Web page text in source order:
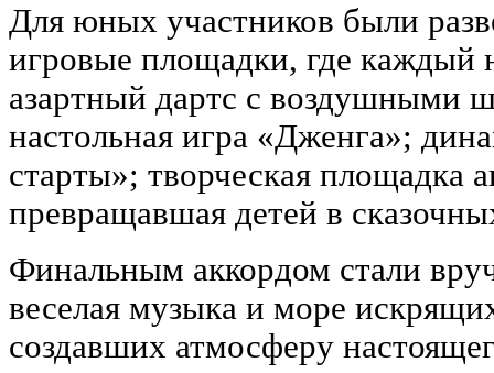
Для юных участников были
игровые площадки, где каждый
азартный дартс с воздушными
настольная игра «Дженга»;
старты»; творческая площадка
превращавшая детей в
Финальным аккордом стали
веселая музыка и море
создавших атмосферу